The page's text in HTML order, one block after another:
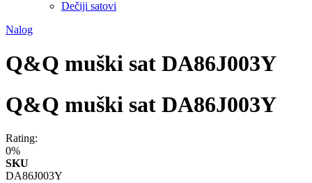
Dečiji satovi
Nalog
Q&Q muški sat DA86J003Y
Q&Q muški sat DA86J003Y
Rating:
0%
SKU
DA86J003Y